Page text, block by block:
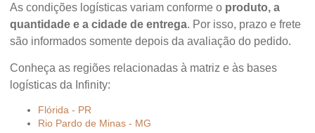
As condições logísticas variam conforme o produto, a
quantidade e a cidade de entrega. Por isso, prazo e frete
são informados somente depois da avaliação do pedido.
Conheça as regiões relacionadas à matriz e às bases
logísticas da Infinity:
Flórida - PR
Rio Pardo de Minas - MG